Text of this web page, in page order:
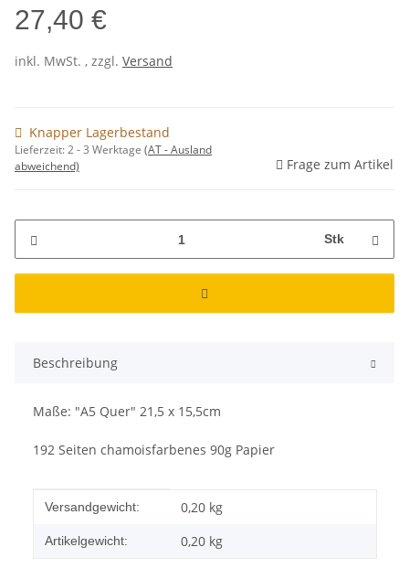
27,40 €
inkl. MwSt. , zzgl. Versand
Knapper Lagerbestand
Lieferzeit:2 - 3 Werktage (AT - Ausland
abweichend)
Frage zum Artikel
Stk
Beschreibung
Maße: "A5 Quer" 21,5 x 15,5cm
192 Seiten chamoisfarbenes 90g Papier
Produkteigenschaft
Wert
Versandgewicht: 0,20 kg
Artikelgewicht: 0,20 kg